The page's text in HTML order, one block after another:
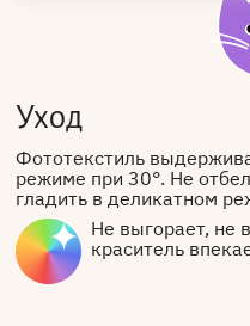
Уход
Фототекстиль
режиме при 30°. Не
гладить в деликатном
Не выгорает, не
краситель